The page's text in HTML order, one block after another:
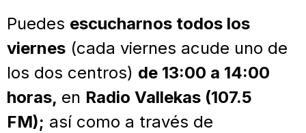
Puedes escucharnos todos los
viernes (cada viernes acude uno de
los dos centros) de 13:00 a 14:00
horas, en Radio Vallekas (107.5
FM); así como a través de